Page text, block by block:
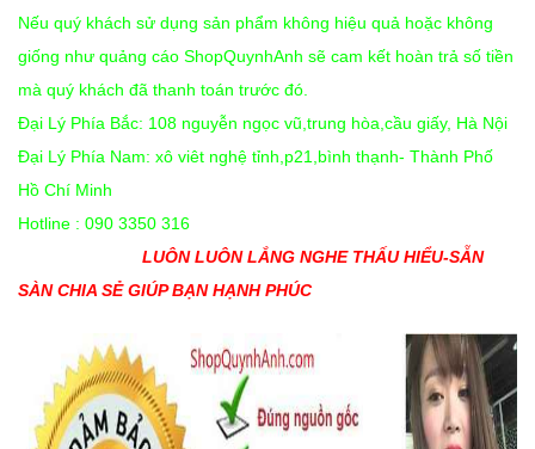
Nếu quý khách sử dụng sản phẩm không hiệu quả hoặc không
giống như quảng cáo ShopQuynhAnh sẽ cam kết hoàn trả số tiền
mà quý khách đã thanh toán trước đó.
Đại Lý Phía Bắc: 108 nguyễn ngọc vũ,trung hòa,cầu giấy, Hà Nội
Đại Lý Phía Nam: xô viêt nghệ tỉnh,p21,bình thạnh- Thành Phố
Hồ Chí Minh
Hotline : 090 3350 316
LUÔN LUÔN LẮNG NGHE THẤU HIỂU-SẴN
SÀN CHIA SẺ GIÚP BẠN HẠNH PHÚC